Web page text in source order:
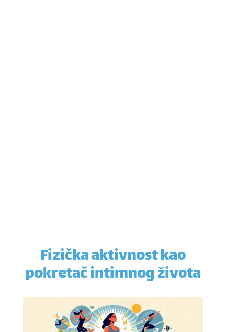
Fizička aktivnost kao
pokretač intimnog života